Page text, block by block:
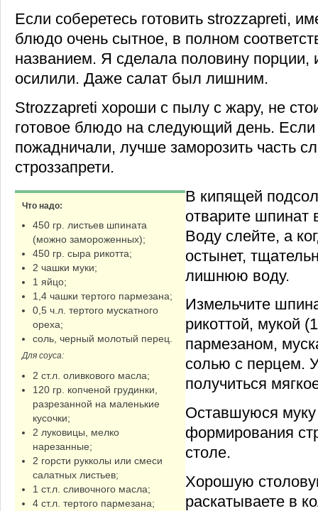
Если соберетесь готовить strozzapreti,
блюдо очень сытное, в полном
названием. Я сделала половину
осилили. Даже салат был лишним.
Strozzapreti хороши с пылу с жару, не
готовое блюдо на следующий день. Если
пожадничали, лучше заморозить часть
строззапрети.
Что надо:
450 гр. листьев шпината
(можно замороженных);
450 гр. сыра рикотта;
2 чашки муки;
1 яйцо;
1,4 чашки тертого пармезана;
0,5 ч.л. тертого мускатного
ореха;
соль, черный молотый перец.
Для соуса:
2 ст.л. оливкового масла;
120 гр. копченой грудинки,
разрезанной на маленькие
кусочки;
2 луковицы, мелко
нарезанные;
2 горсти рукколы или смеси
салатных листьев;
1 ст.л. сливочного масла;
4 ст.л. тертого пармезана;
В кипящей
отварите шпинат
Воду слейте, а
остынет,
лишнюю воду.
Измельчите
рикоттой, мукой
пармезаном,
солью с перцем.
получиться
Оставшуюся муку
формирования
столе.
Хорошую
раскатываете в